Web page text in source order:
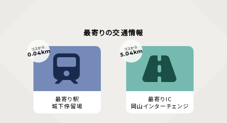
最寄りの交通情報
最寄り駅
城下停留場
ココから
0.04km
最寄りIC
岡山インターチェンジ
ココから
5.04km